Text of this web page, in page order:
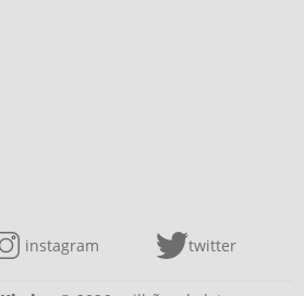
instagram twitter